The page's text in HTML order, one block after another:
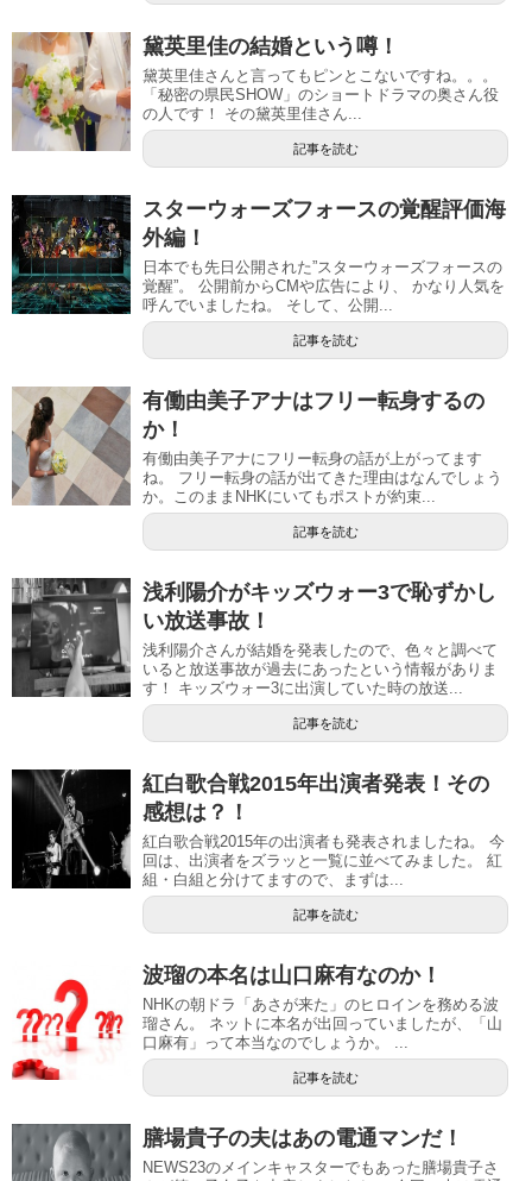
黛英里佳の結婚という噂！
黛英里佳さんと言ってもピンとこないですね。。。
「秘密の県民SHOW」のショートドラマの奥さん役
の人です！ その黛英里佳さん...
記事を読む
スターウォーズフォースの覚醒評価海
外編！
日本でも先日公開された”スターウォーズフォースの
覚醒”。 公開前からCMや広告により、 かなり人気を
呼んでいましたね。 そして、公開...
記事を読む
有働由美子アナはフリー転身するの
か！
有働由美子アナにフリー転身の話が上がってます
ね。 フリー転身の話が出てきた理由はなんでしょう
か。このままNHKにいてもポストが約束...
記事を読む
浅利陽介がキッズウォー3で恥ずかし
い放送事故！
浅利陽介さんが結婚を発表したので、色々と調べて
いると放送事故が過去にあったという情報がありま
す！ キッズウォー3に出演していた時の放送...
記事を読む
紅白歌合戦2015年出演者発表！その
感想は？！
紅白歌合戦2015年の出演者も発表されましたね。 今
回は、出演者をズラッと一覧に並べてみました。 紅
組・白組と分けてますので、まずは...
記事を読む
波瑠の本名は山口麻有なのか！
NHKの朝ドラ「あさが来た」のヒロインを務める波
瑠さん。 ネットに本名が出回っていましたが、「山
口麻有」って本当なのでしょうか。 ...
記事を読む
膳場貴子の夫はあの電通マンだ！
NEWS23のメインキャスターでもあった膳場貴子さ